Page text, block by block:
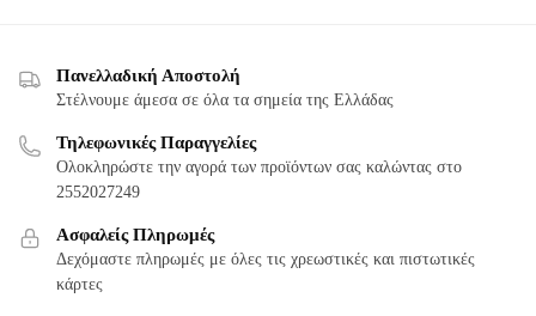
πολλαπλές
παραλλαγές.
επιλογές
μπορούν
επιλεγούν
επιλογές
να
Πανελλαδική Αποστολή
Στέλνουμε άμεσα σε όλα τα σημεία της Ελλάδας
Τηλεφωνικές Παραγγελίες
Ολοκληρώστε την αγορά των προϊόντων σας καλώντας στο
2552027249
Ασφαλείς Πληρωμές
Δεχόμαστε πληρωμές με όλες τις χρεωστικές και πιστωτικές
κάρτες